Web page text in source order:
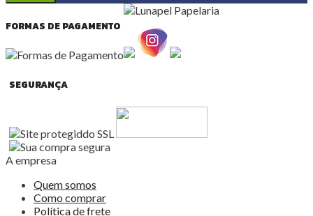
FORMAS DE PAGAMENTO
SEGURANÇA
A empresa
Quem somos
Como comprar
Política de frete